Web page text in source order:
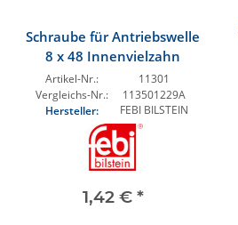
Schraube für Antriebswelle
8 x 48 Innenvielzahn
Artikel-Nr.:
11301
Vergleichs-Nr.:
113501229A
Hersteller:
FEBI BILSTEIN
1,42 € *